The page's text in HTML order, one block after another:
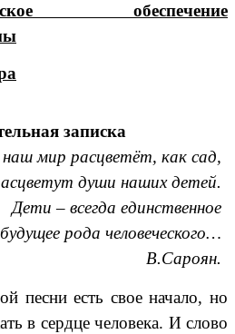
обеспечение
записка
мир расцветёт, как сад,
души наших детей.
Дети – всегда единственное
будущее рода человеческого…
В.Сароян.
есть свое начало, но
в сердце человека. И слово